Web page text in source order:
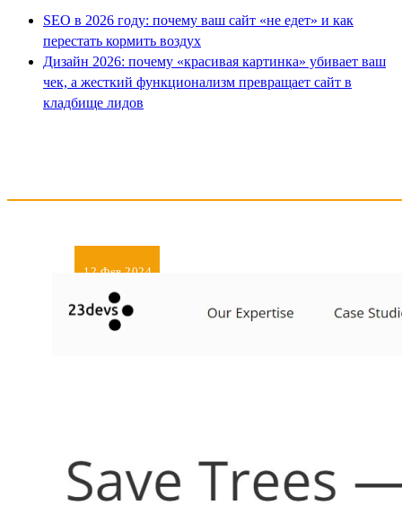
SEO в 2026 году: почему ваш сайт «не едет» и как
перестать кормить воздух
Дизайн 2026: почему «красивая картинка» убивает ваш
чек, а жесткий функционализм превращает сайт в
кладбище лидов
12 Фев 2024